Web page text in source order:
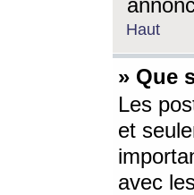
Haut
» Que
Les
et
avec